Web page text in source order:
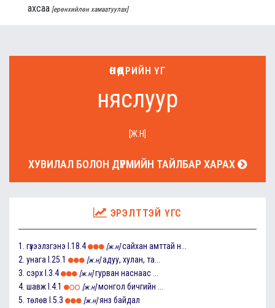
ахсаа [ерөнхийлөн хамаатуулах]
ӨНӨӨДРИЙН ҮГ
няслуур
[Ж.Н]
ХУВИЛАЛ БОЛОН ДҮРМИЙН ТАЙЛБАР ХАРАХ
ЭРЭЛТТЭЙ ҮГС
1. гүзээлзгэнэ I.18.4 [ж.н] сайхан амттай н...
2. унага I.25.1 [ж.н] адуу, хулан, та...
3. сэрх I.3.4 [ж.н] гурван наснаас ...
4. шавж I.4.1 [ж.н] монгол бичгийн ...
5. төлөв I.5.3 [ж.н] янз байдал